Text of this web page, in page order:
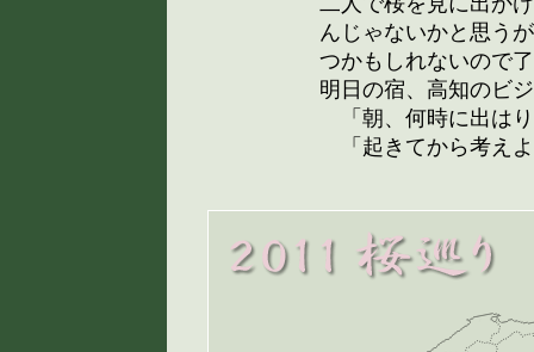
んじゃないかと思う
つかもしれないので
明日の宿、高知のビ
「朝、何時に出は
「起きてから考え